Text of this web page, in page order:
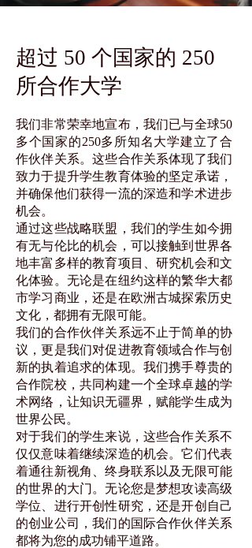
超过 50 个国家的 250
所合作大学
我们非常荣幸地宣布，我们已与全球50
多个国家的250多所知名大学建立了合
作伙伴关系。这些合作关系体现了我们
致力于提升学生教育体验的坚定承诺，
并确保他们获得一流的深造和学术进步
机会。
通过这些战略联盟，我们的学生如今拥
有无与伦比的机会，可以接触到世界各
地丰富多样的教育项目、研究机会和文
化体验。无论是在纽约这样的繁华大都
市学习商业，还是在欧洲古城探索历史
文化，都拥有无限可能。
我们的合作伙伴关系远不止于简单的协
议，更是我们对促进教育领域合作与创
新的执着追求的体现。我们携手尊贵的
合作院校，共同构建一个全球卓越的学
术网络，让知识无疆界，赋能学生成为
世界公民。
对于我们的学生来说，这些合作关系不
仅仅意味着继续深造的机会。它们代表
着通往新视角、终身联系以及无限可能
的世界的大门。无论您是梦想攻读高级
学位、进行开创性研究，还是开创自己
的创业公司，我们的国际合作伙伴关系
都将为您的成功铺平道路。